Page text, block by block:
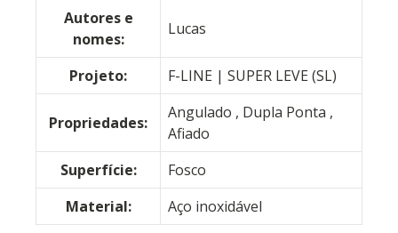
Autores e
nomes:
Lucas
Projeto: F-LINE | SUPER LEVE (SL)
Propriedades:
Angulado , Dupla Ponta ,
Afiado
Superfície:
Fosco
Material:
Aço inoxidável